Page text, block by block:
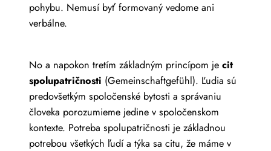
pohybu. Nemusí byť formovaný vedome ani
verbálne.
No a napokon tretím základným princípom je cit
spolupatričnosti (Gemeinschaftgefühl). Ľudia sú
predovšetkým spoločenské bytosti a správaniu
človeka porozumieme jedine v spoločenskom
kontexte. Potreba spolupatričnosti je základnou
potrebou všetkých ľudí a týka sa citu, že máme v